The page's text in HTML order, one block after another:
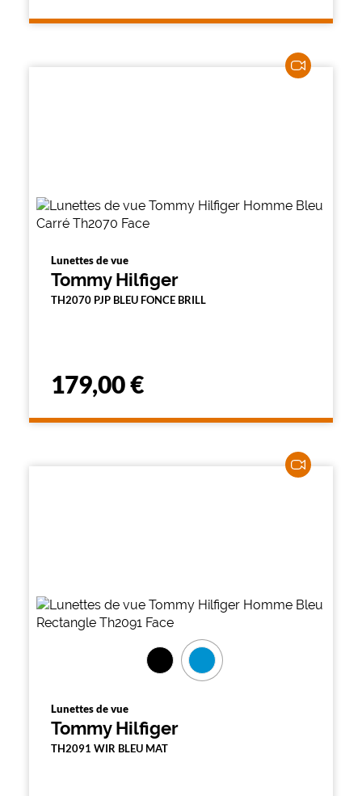
Lunettes de vue
Tommy Hilfiger
TH2070 PJP BLEU FONCE BRILL
179,00 €
Lunettes de vue
Tommy Hilfiger
TH2091 WIR BLEU MAT